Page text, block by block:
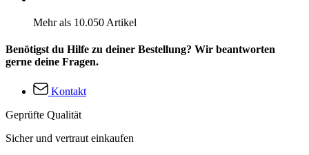
Mehr als 10.050 Artikel
Benötigst du Hilfe zu deiner Bestellung? Wir beantworten
gerne deine Fragen.
Kontakt
Geprüfte Qualität
Sicher und vertraut einkaufen